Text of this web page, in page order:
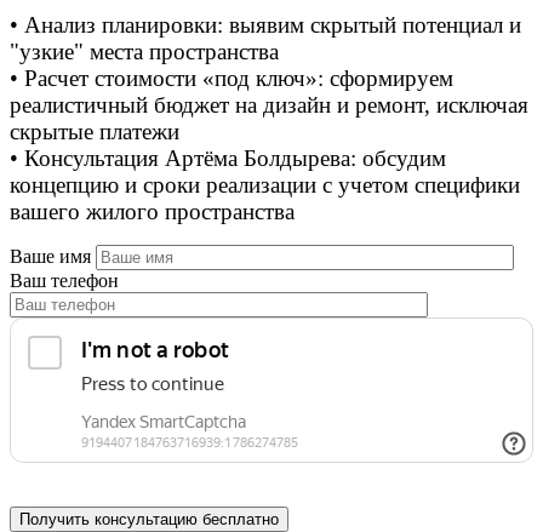
• Анализ планировки: выявим скрытый потенциал и
"узкие" места пространства
• Расчет стоимости «под ключ»: сформируем
реалистичный бюджет на дизайн и ремонт, исключая
скрытые платежи
• Консультация Артёма Болдырева: обсудим
концепцию и сроки реализации с учетом специфики
вашего жилого пространства
Ваше имя
Ваш телефон